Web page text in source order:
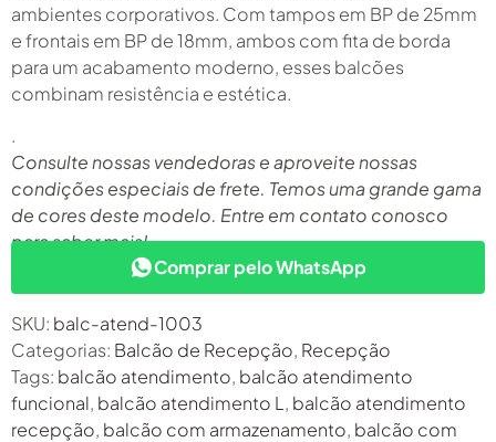
ambientes corporativos. Com tampos em BP de 25mm
e frontais em BP de 18mm, ambos com fita de borda
para um acabamento moderno, esses balcões
combinam resistência e estética.
.
Consulte nossas vendedoras e aproveite nossas
condições especiais de frete. Temos uma grande gama
de cores deste modelo. Entre em contato conosco
para saber mais!
Comprar pelo WhatsApp
SKU: balc-atend-1003
Categorias: Balcão de Recepção, Recepção
Tags: balcão atendimento, balcão atendimento
funcional, balcão atendimento L , balcão atendimento
recepção, balcão com armazenamento, balcão com